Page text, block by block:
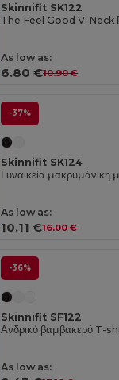
Skinnifit SK122
The Feel Good V-Neck
As low as:
6.80 €10.90 €
-37%
Skinnifit SK124
Γυναικεία
As low as:
10.11 €16.00 €
-36%
Skinnifit SF122
As low as: